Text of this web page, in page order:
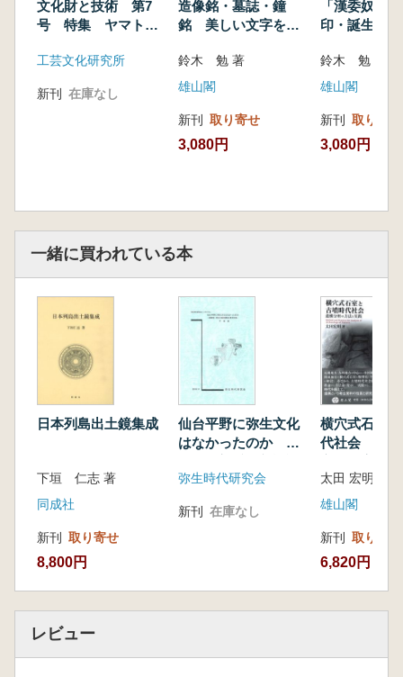
文化財と技術 第7
号 特集 ヤマト王
の繋がり
工芸文化研究所
新刊 在庫なし
造像銘・墓誌・鐘
銘 美しい文字を求
鈴木 勉 著
雄山閣
新刊 取り寄せ
3,080円
「漢委奴国
印・誕生時
鈴木 勉 著
雄山閣
新刊 取り寄せ
3,080円
一緒に買われている本
日本列島出土鏡集成
下垣 仁志 著
同成社
新刊 取り寄せ
8,800円
仙台平野に弥生文化
はなかったのか 藤
演と意見交換 予稿
弥生時代研究会
新刊 在庫なし
横穴式石室
代社会 遺構
太田 宏明 著
雄山閣
新刊 取り寄せ
6,820円
レビュー